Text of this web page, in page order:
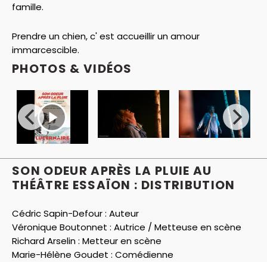
famille.
Prendre un chien, c' est accueillir un amour
immarcescible.
PHOTOS & VIDÉOS
SON ODEUR APRÈS LA PLUIE AU
THÉÂTRE ESSAÏON : DISTRIBUTION
Cédric Sapin-Defour : Auteur
Véronique Boutonnet : Autrice / Metteuse en scène
Richard Arselin : Metteur en scène
Marie-Hélène Goudet : Comédienne